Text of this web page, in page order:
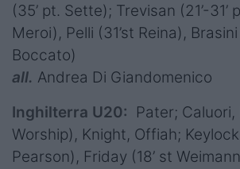
(35’ pt. Sette); Trevisan (21’-31’
Meroi), Pelli (31’st Reina), Brasini
Boccato)
all. Andrea Di Giandomenico
Inghilterra U20: Pater; Caluori,
Worship), Knight, Offiah; Keylock
Pearson), Friday (18’ st